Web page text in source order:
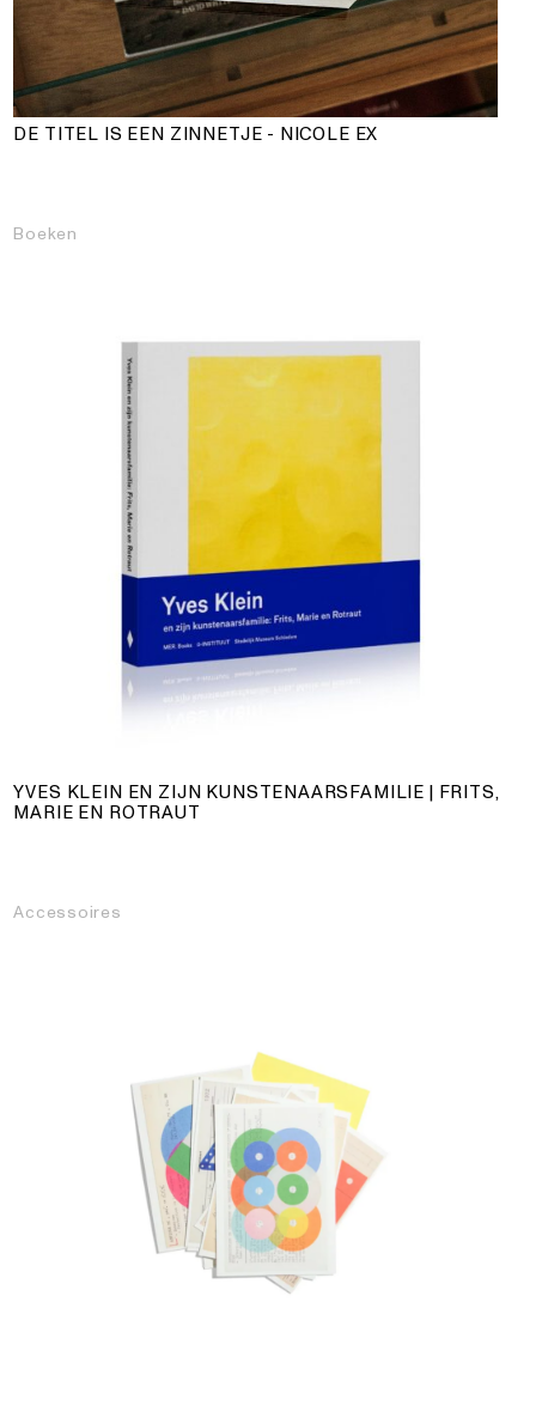
DE TITEL IS EEN ZINNETJE - NICOLE EX
Boeken
YVES KLEIN EN ZIJN KUNSTENAARSFAMILIE | FRITS,
MARIE EN ROTRAUT
Accessoires